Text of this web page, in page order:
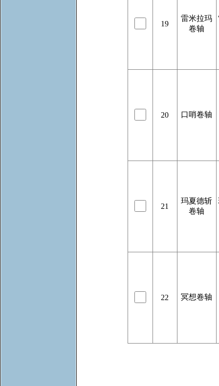
19
雷米拉玛
卷轴
20 口哨卷轴
21
玛夏德斩
卷轴
22 冥想卷轴